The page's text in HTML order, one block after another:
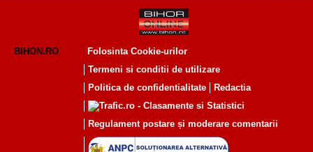
BIHON.RO
Folosinta Cookie-urilor
Termeni si conditii de utilizare
Politica de confidentialitate
Redactia
Regulament postare și moderare comentarii